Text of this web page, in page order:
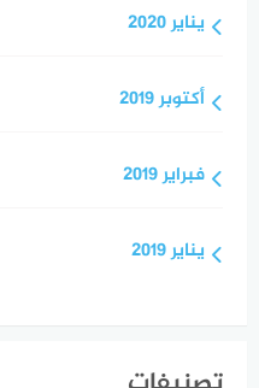
يناير 2020
أكتوبر 2019
فبراير 2019
يناير 2019